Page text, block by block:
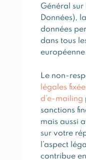
Général sur
Données),
données
dans tous
Le non-
légales
d’e-mailing
sanctions
mais aussi
sur votre
l’aspect
contribue